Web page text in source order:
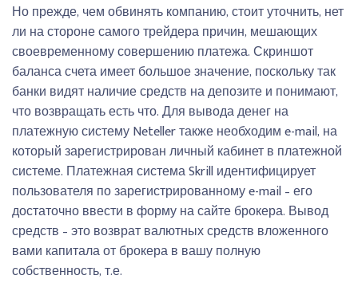
Но прежде, чем обвинять компанию, стоит уточнить, нет
ли на стороне самого трейдера причин, мешающих
своевременному совершению платежа. Скриншот
баланса счета имеет большое значение, поскольку так
банки видят наличие средств на депозите и понимают,
что возвращать есть что. Для вывода денег на
платежную систему Neteller также необходим e-mail, на
который зарегистрирован личный кабинет в платежной
системе. Платежная система Skrill идентифицирует
пользователя по зарегистрированному e-mail – его
достаточно ввести в форму на сайте брокера. Вывод
средств – это возврат валютных средств вложенного
вами капитала от брокера в вашу полную
собственность, т.е.